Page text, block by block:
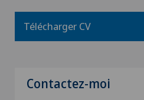
Télécharger CV
Contactez-moi